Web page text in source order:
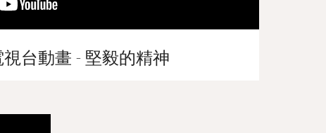
台動畫 - 堅毅的精神